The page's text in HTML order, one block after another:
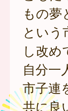
もの夢
という
し改め
自分一
市子連
共に良